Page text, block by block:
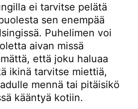
ei tarvitse pelätä
sen enempää
Puhelimen voi
aivan missä
että joku haluaa
ikinä tarvitse miettiä,
mennä tai pitäisikö
kääntyä kotiin.